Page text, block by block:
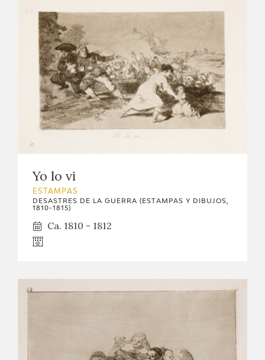
Yo lo vi
ESTAMPAS
DESASTRES DE LA GUERRA (ESTAMPAS Y DIBUJOS,
1810-1815)
Ca. 1810 - 1812